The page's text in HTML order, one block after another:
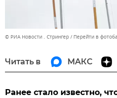
© РИА Новости . Стрингер Перейти в
Читать в МАКС
Ранее стало известно,